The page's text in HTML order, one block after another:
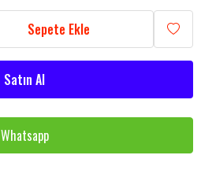
Sepete Ekle
Satın Al
Whatsapp